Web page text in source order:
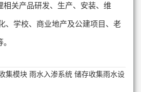
相关产品研发、生产、安装、维
、学校、商业地产及公建项目、老
集模块 雨水入渗系统 储存收集雨水设